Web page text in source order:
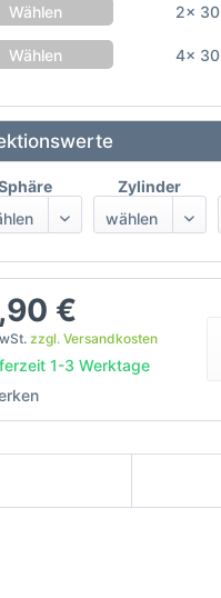
Wählen 2x
Wählen 4x 30
Zylinder
€
zzgl. Versandkosten
1-3 Werktage